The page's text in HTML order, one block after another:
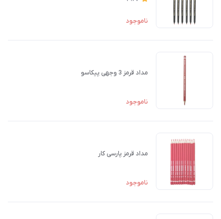
ناموجود
مداد قرمز 3 وجهی پیکاسو
ناموجود
مداد قرمز پارسی کار
ناموجود